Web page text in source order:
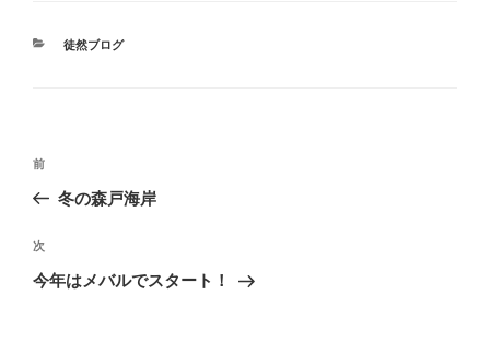
カ
徒然ブログ
投
ビ
ゲ
前
の
稿
前
冬の森戸海岸
次
の
次
今年はメバルでスタート！